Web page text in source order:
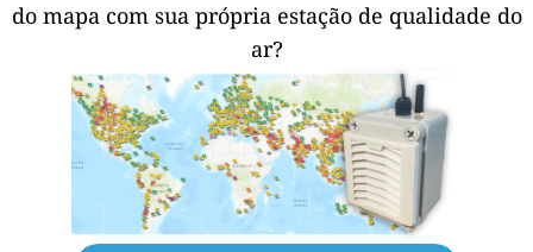
do mapa com sua própria estação de qualidade do
ar?